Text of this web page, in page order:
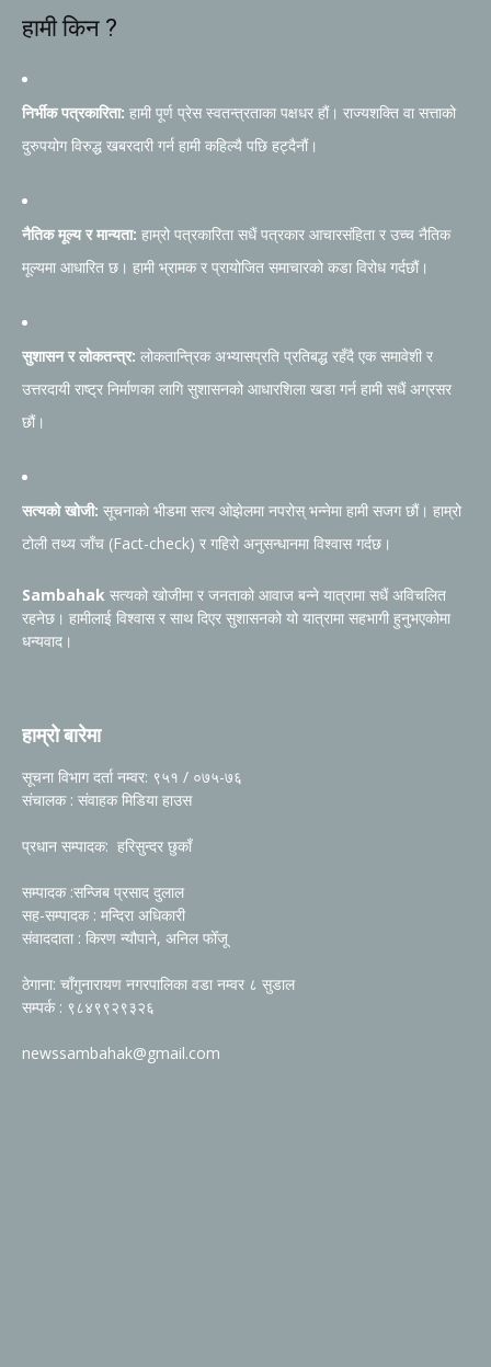
हामी किन ?
निर्भीक पत्रकारिता: हामी पूर्ण प्रेस स्वतन्त्रताका पक्षधर हौं। राज्यशक्ति वा सत्ताको
दुरुपयोग विरुद्ध खबरदारी गर्न हामी कहिल्यै पछि हट्दैनौं।
नैतिक मूल्य र मान्यता: हाम्रो पत्रकारिता सधैं पत्रकार आचारसंहिता र उच्च नैतिक
मूल्यमा आधारित छ। हामी भ्रामक र प्रायोजित समाचारको कडा विरोध गर्दछौं।
सुशासन र लोकतन्त्र: लोकतान्त्रिक अभ्यासप्रति प्रतिबद्ध रहँदै एक समावेशी र
उत्तरदायी राष्ट्र निर्माणका लागि सुशासनको आधारशिला खडा गर्न हामी सधैं अग्रसर
छौं।
सत्यको खोजी: सूचनाको भीडमा सत्य ओझेलमा नपरोस् भन्नेमा हामी सजग छौं। हाम्रो
टोली तथ्य जाँच (Fact-check) र गहिरो अनुसन्धानमा विश्वास गर्दछ।
Sambahak सत्यको खोजीमा र जनताको आवाज बन्ने यात्रामा सधैं अविचलित
रहनेछ। हामीलाई विश्वास र साथ दिएर सुशासनको यो यात्रामा सहभागी हुनुभएकोमा
धन्यवाद।
हाम्रो बारेमा
सूचना विभाग दर्ता नम्वर: ९५१ / ०७५-७६
संचालक : संवाहक मिडिया हाउस
प्रधान सम्पादक: हरिसुन्दर छुकाँ
सम्पादक :सन्जिब प्रसाद दुलाल
सह-सम्पादक : मन्दिरा अधिकारी
संवाददाता : किरण न्यौपाने, अनिल फोँजू
ठेगाना: चाँगुनारायण नगरपालिका वडा नम्वर ८ सुडाल
सम्पर्क : ९८४९९२९३२६
newssambahak@gmail.com